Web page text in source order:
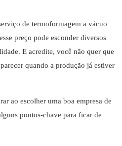
de termoformagem a vácuo
preço pode esconder diversos
E acredite, você não quer que
quando a produção já estiver
ao escolher uma boa empresa de
pontos-chave para ficar de